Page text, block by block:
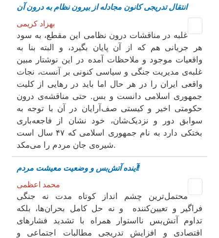
انتقال تدریجی کانون مجادله از بیرون نظام به درون آن
بهزاد کریمی
غلبه در مناقشات درون نظامی این مقطع، به سود
هر جریانی هم که از آن پایان بگیرد، و البته بنا به
واقعیات موجود و ملاحظات آمده در این نوشتار مبین
غلبه‌ی مدیریت جنگی و سیاسی کنونی بر آنست، نجات
واقعی ایران را در هر حال اما باید در رهایی از کلیت
جمهوری اسلامی دانست و بس. حتی مناقشه‌ی درون
حکومتی اخیر و کیستی صف‌آرایان در آن با توجه به
سوابق دور و نزدیک‌شان، خود نشان از فاجعه‌باری
بختکی دارد به نام جمهوری اسلامی که ۴۷ سال است
شیره‌ی جان مردم را می‌مکد.
آینده آتش‌بس و وضعیت معیشت مردم!
محمد اعظمی
محتمل‌‌ترین چشم ‌انداز کوتاه‌ مدت نه جنگی
فراگیر و تعیین‌کنندە و نه حل کامل بحران‌‌ها، بلکه
تداوم آتش‌بس نااستوار همراه با تشدید فشارهای
اقتصادی و افزایش تدریجی مطالبات اجتماعی و